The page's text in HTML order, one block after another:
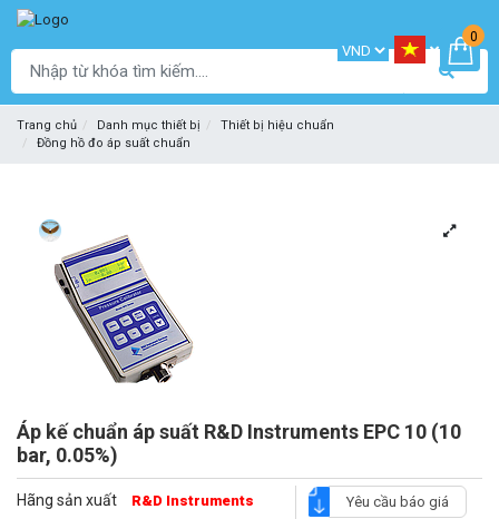
0
Trang chủ Danh mục thiết bị
Thiết bị hiệu chuẩn
Đồng hồ đo áp suất chuẩn
Áp kế chuẩn áp suất R&D Instruments EPC 10 (10
bar, 0.05%)
Hãng sản xuất R&D Instruments Yêu cầu báo giá